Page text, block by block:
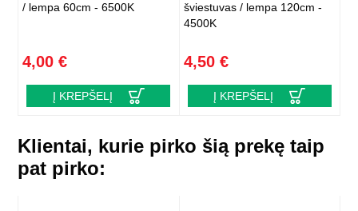
/ lempa 60cm - 6500K
4,00 €
Į KREPŠELĮ
šviestuvas / lempa 120cm -
4500K
4,50 €
Į KREPŠELĮ
Klientai, kurie pirko šią prekę taip
pat pirko: